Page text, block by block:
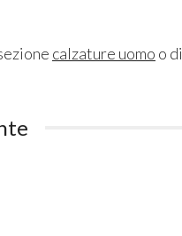
calzature uomo o di